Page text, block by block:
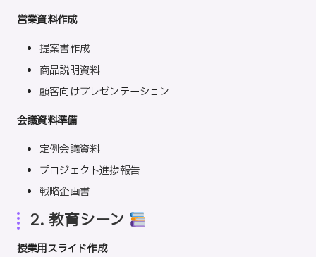
営業資料作成
提案書作成
商品説明資料
顧客向けプレゼンテーション
会議資料準備
定例会議資料
プロジェクト進捗報告
戦略企画書
2. 教育シーン
授業用スライド作成